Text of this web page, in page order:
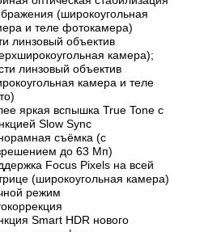
(широкоугольная
и теле фотокамера)
линзовый объектив
камера);
линзовый объектив
камера и теле
яркая вспышка True Tone с
Slow Sync
съёмка (с
до 63 Мп)
Focus Pixels на всей
(широкоугольная камера)
режим
Smart HDR нового